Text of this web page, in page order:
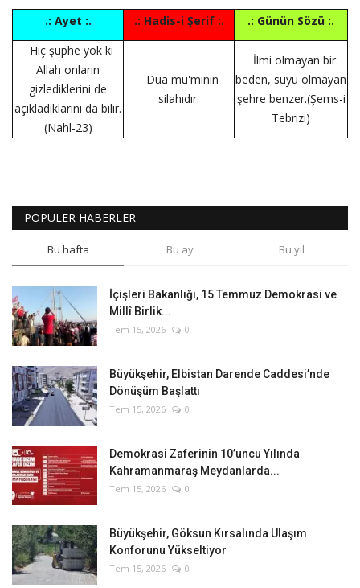
.: Ayet :. .: Hadis-i Şerif :.
.: Günün Sözü :.
Hiç şüphe yok ki
Allah onların
gizlediklerini de
açıkladıklarını da bilir.
(Nahl-23)
Dua mu'minin
silahıdır.
İlmi olmayan bir
beden, suyu olmayan
şehre benzer.(Şems-i
Tebrizi)
POPÜLER HABERLER
Bu hafta Bu ay Bu yıl
İçişleri Bakanlığı, 15 Temmuz Demokrasi ve
Millî Birlik...
Tem 15, 2026 0
Büyükşehir, Elbistan Darende Caddesi’nde
Dönüşüm Başlattı
Tem 15, 2026 0
Demokrasi Zaferinin 10’uncu Yılında
Kahramanmaraş Meydanlarda...
Tem 15, 2026 0
Büyükşehir, Göksun Kırsalında Ulaşım
Konforunu Yükseltiyor
Tem 15, 2026 0